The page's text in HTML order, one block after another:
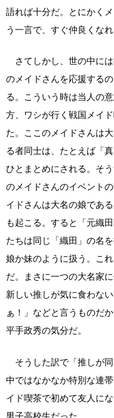
語れば十分だ。とにかく
う一言で、すぐ仲良くなれ
さてしかし、世の中に
のメイドさんを応援する
る。こういう時は当人の
方、ワシが行く戦国メイ
た。ここのメイドさんは
る者同士は、たとえば「
ひとまとめにされる。そ
のメイドさんのイベント
イドさんは大名の娘であ
も起こる。すると「元織
たちは同じ「織田」の名
娘か妹のように扱う。こ
だ。まさに一つの大名家
新しい推しが気に食わな
ぁ！」などと言うものだ
平手政秀の気分だ。
そうした訳で「推しが
中ではなかなか特別な連
イド喫茶で初めて友人に
男子高校生だった。